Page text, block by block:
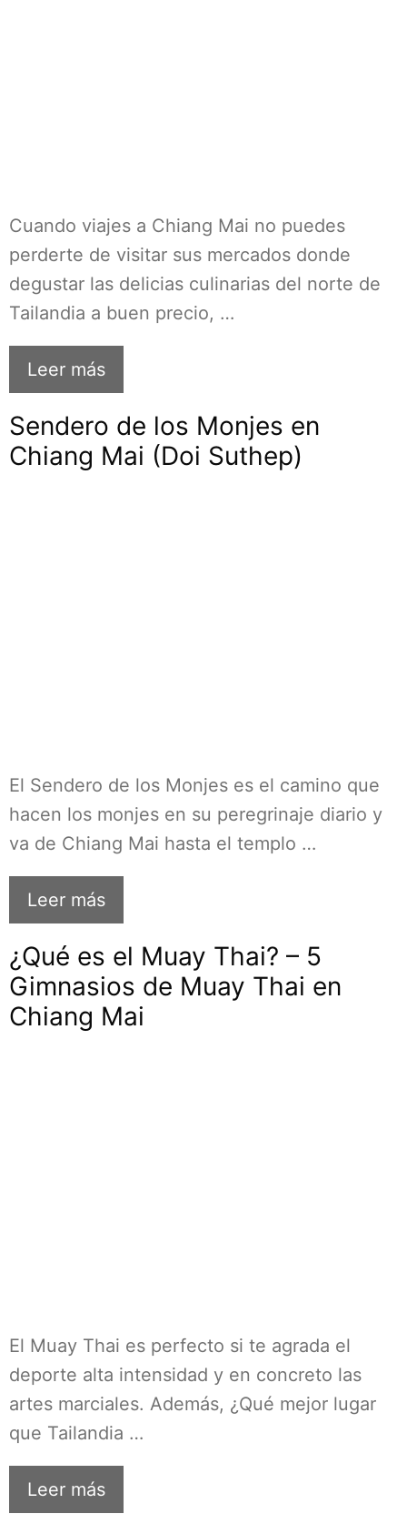
Cuando viajes a Chiang Mai no puedes
perderte de visitar sus mercados donde
degustar las delicias culinarias del norte de
Tailandia a buen precio, …
Leer más
Sendero de los Monjes en
Chiang Mai (Doi Suthep)
El Sendero de los Monjes es el camino que
hacen los monjes en su peregrinaje diario y
va de Chiang Mai hasta el templo …
Leer más
¿Qué es el Muay Thai? – 5
Gimnasios de Muay Thai en
Chiang Mai
El Muay Thai es perfecto si te agrada el
deporte alta intensidad y en concreto las
artes marciales. Además, ¿Qué mejor lugar
que Tailandia …
Leer más